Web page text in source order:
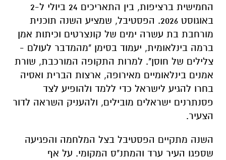
החמישית ברציפות, בין התאריכים 24 ביולי ל-2
באוגוסט 2026. הפסטיבל, שמציע השנה תוכנית
מורחבת בת עשרה ימים של קונצרטים וכיתות אמן
ברמה בינלאומית, יעמוד בסימן "מהמדבר לעולם -
צלילים של חוסן". למרות התקופה המורכבת, שורת
אמנים בינלאומיים מאירופה, ארצות הברית ואסיה
בחרו להגיע לישראל כדי ללמד ולהופיע לצד
פסנתרנים ישראלים מובילים, ולהעניק השראה לדור
הצעיר.
השנה מתקיים הפסטיבל בצל המלחמה והפגיעה
שספגו העיר ערד והמתנ"ס המקומי. על אף